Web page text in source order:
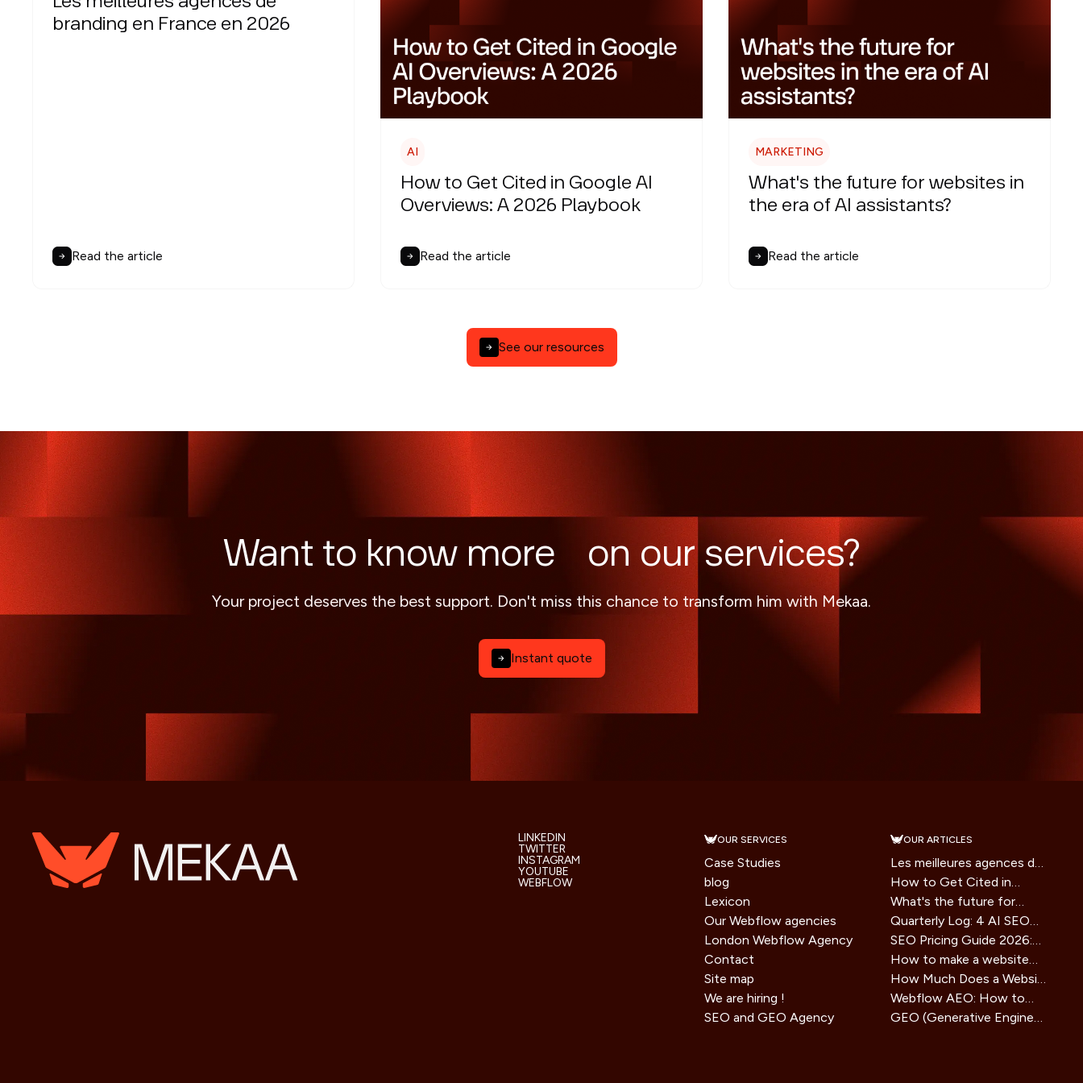
branding en France en 2026
Read the article
AI
How to Get Cited in Google AI
Overviews: A 2026 Playbook
Read the article
MARKETING
What's the future for websites in
the era of AI assistants?
Read the article
See our resources
Want to know more on our services?
Your project deserves the best support. Don't miss this chance to transform him with Mekaa.
Instant quote
LINKEDIN
TWITTER
INSTAGRAM
YOUTUBE
WEBFLOW
OUR SERVICES
Case Studies
blog
Lexicon
Our Webflow agencies
London Webflow Agency
Contact
Site map
We are hiring !
SEO and GEO Agency
OUR ARTICLES
Les meilleures agences de
branding en France en
2026
How to Get Cited in
Google AI Overviews: A
2026 Playbook
What's the future for
websites in the era of AI
assistants?
Quarterly Log: 4 AI SEO
Tools Tested, Honest
Verdict
SEO Pricing Guide 2026:
How Much Does SEO
Service Cost?
How to make a website
agent ready in 2026
(technical guide)
How Much Does a Website
Cost in 2025? Small
Business Guide
Webflow AEO: How to
Optimize Your Site for
GEO (Generative Engine